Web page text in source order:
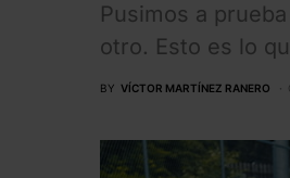
Pusimos a
otro. Esto es lo
BY VÍCTOR MARTÍNEZ RANERO